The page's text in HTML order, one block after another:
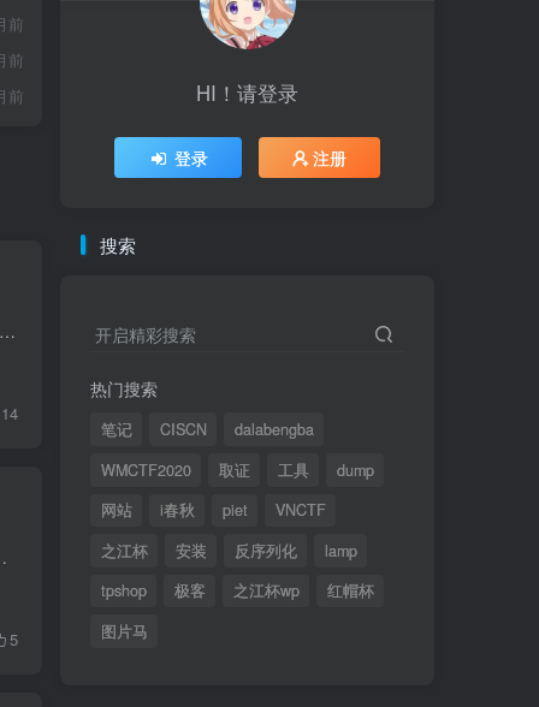
前
前
前
题目信息 题目名称: SEAL 911 作者: 3doc 难度: 高级 类型: EVM 预编译合约利用 题目描述 You barely manage to get off bed as your phone rings. It's THAT ringtone: there's a call for you...
14
contract for their users. It would be a...
5
HI！请登录
登录 注册
搜索
开启精彩搜索
热门搜索
笔记 CISCN
dalabengba
WMCTF2020
取证 工具
dump
网站
i春秋 piet
VNCTF
之江杯
安装 反序列化
lamp
tpshop
极客 之江杯wp
红帽杯
图片马